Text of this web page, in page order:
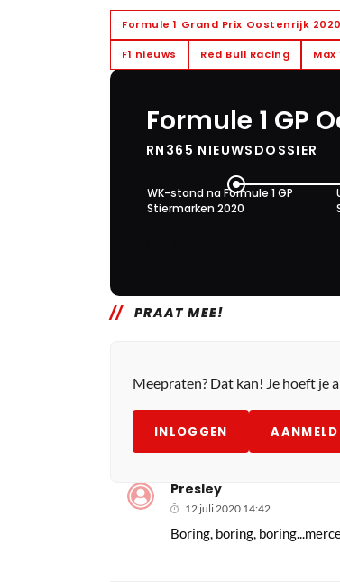
Formule 1 Grand Prix Oostenrijk 2020
F1 nieuws Red Bull Racing
Formule 1 GP
RN365 NIEUWSDOSSIER
WK-stand na Formule 1 GP
Stiermarken 2020
PRAAT MEE!
Meepraten? Dat kan! Je hoeft je
INLOGGEN
Presley
12 juli 2020 14:42
Boring, boring,